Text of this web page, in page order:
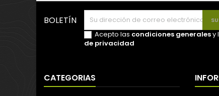
BOLETÍN
Acepto las condiciones generalesy
de privacidad
CATEGORIAS